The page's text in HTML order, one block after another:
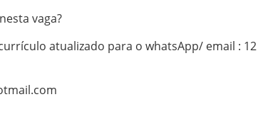
vaga?
atualizado para o whatsApp/ email : 12